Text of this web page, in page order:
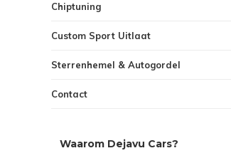
Chiptuning
Custom Sport Uitlaat
Sterrenhemel & Autogordel
Contact
Waarom Dejavu Cars?